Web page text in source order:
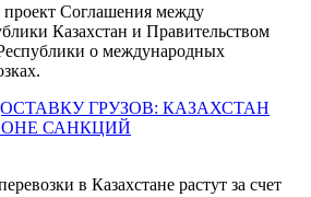
Соглашения между
Казахстан и Правительством
о международных
ГРУЗОВ: КАЗАХСТАН
САНКЦИЙ
в Казахстане растут за счет